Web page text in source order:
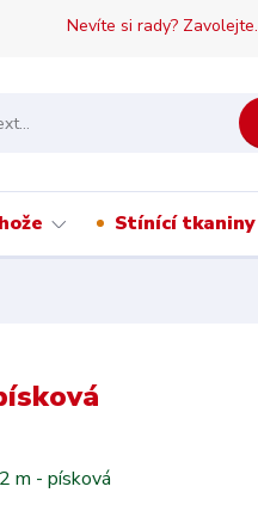
Nevíte si rady? Zavolejte.
Stínící tkaniny